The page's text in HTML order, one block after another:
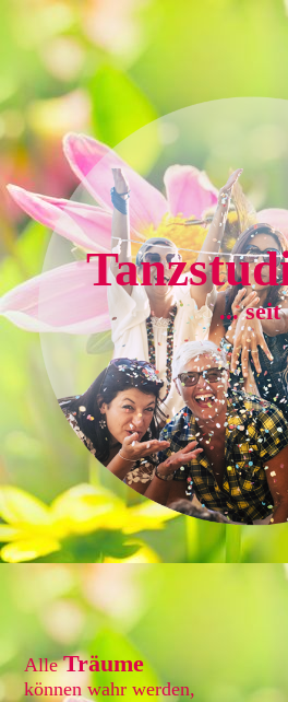
... seit
Alle Träume
können wahr werden,